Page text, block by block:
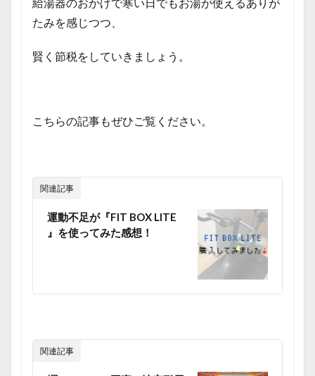
給湯器のおかげで寒い日でもお湯が使えるありが
たみを感じつつ、
賢く節税をしていきましょう。
こちらの記事もぜひご覧ください。
関連記事
運動不足が『FIT BOX LITE
』を使ってみた感想！
関連記事